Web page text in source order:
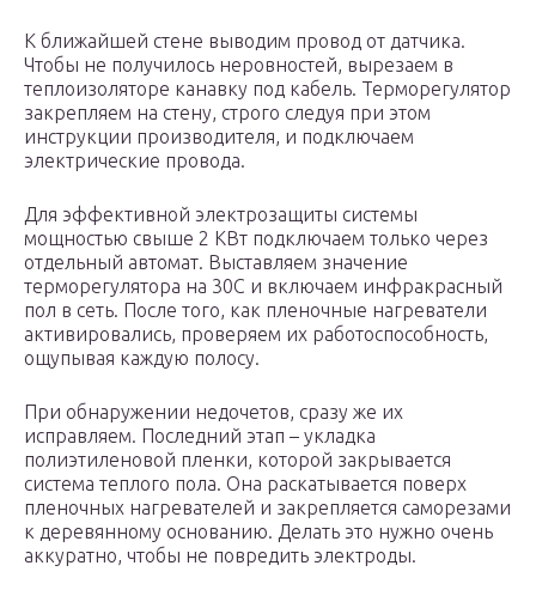
К ближайшей стене выводим провод от датчика.
Чтобы не получилось неровностей, вырезаем в
теплоизоляторе канавку под кабель. Терморегулятор
закрепляем на стену, строго следуя при этом
инструкции производителя, и подключаем
электрические провода.
Для эффективной электрозащиты системы
мощностью свыше 2 КВт подключаем только через
отдельный автомат. Выставляем значение
терморегулятора на 30С и включаем инфракрасный
пол в сеть. После того, как пленочные нагреватели
активировались, проверяем их работоспособность,
ощупывая каждую полосу.
При обнаружении недочетов, сразу же их
исправляем. Последний этап – укладка
полиэтиленовой пленки, которой закрывается
система теплого пола. Она раскатывается поверх
пленочных нагревателей и закрепляется саморезами
к деревянному основанию. Делать это нужно очень
аккуратно, чтобы не повредить электроды.